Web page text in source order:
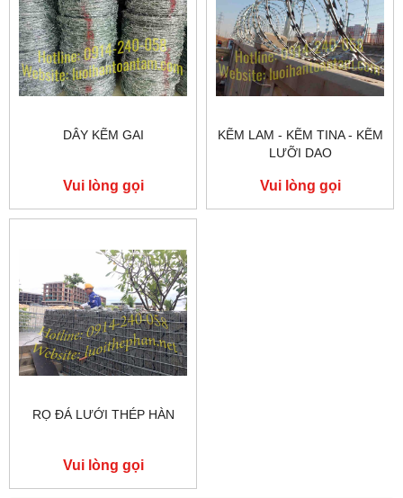
DÂY KẼM GAI
Vui lòng gọi
KẼM LAM - KẼM TINA - KẼM
LƯỠI DAO
Vui lòng gọi
RỌ ĐÁ LƯỚI THÉP HÀN
Vui lòng gọi